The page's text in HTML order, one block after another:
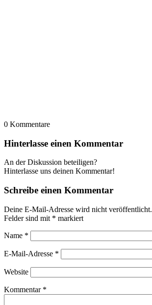
0 Kommentare
Hinterlasse einen Kommentar
An der Diskussion beteiligen?
Hinterlasse uns deinen Kommentar!
Schreibe einen Kommentar
Deine E-Mail-Adresse wird nicht veröffentlicht.
Felder sind mit * markiert
Name *
E-Mail-Adresse *
Website
Kommentar *